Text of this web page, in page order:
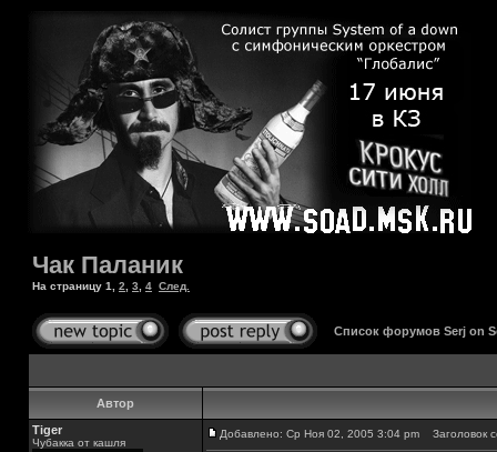
Чак Паланик
На страницу 1 2 3 4 След.
Список форумов Serj on
Автор
Tiger
Чубакка от кашля
Добавлено: Ср Ноя 02, 2005 3:04 pm Заголовок